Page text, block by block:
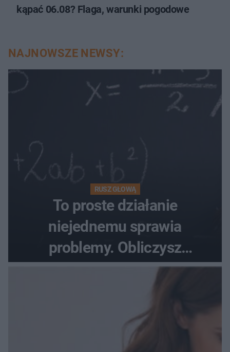
kąpać 06.08? Flaga, warunki pogodowe
NAJNOWSZE NEWSY:
RUSZ GŁOWĄ
To proste działanie
niejednemu sprawia
problemy. Obliczysz
poprawnie, ile to jest